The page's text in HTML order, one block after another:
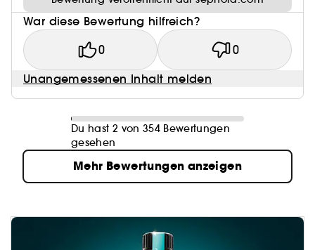
War diese Bewertung hilfreich?
0 0
Unangemessenen Inhalt melden
Du hast 2 von 354 Bewertungen
gesehen
Mehr Bewertungen anzeigen